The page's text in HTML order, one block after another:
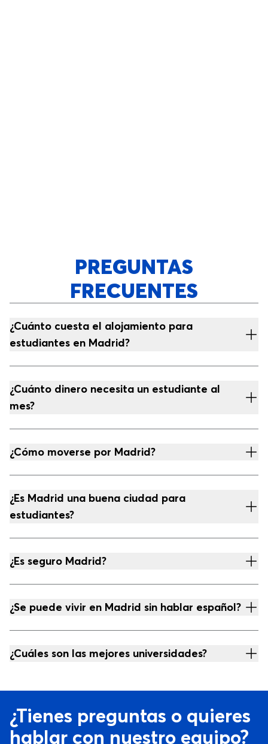
PREGUNTAS
FRECUENTES
¿Cuánto cuesta el alojamiento para
estudiantes en Madrid?
¿Cuánto dinero necesita un estudiante al
mes?
¿Cómo moverse por Madrid?
¿Es Madrid una buena ciudad para
estudiantes?
¿Es seguro Madrid?
¿Se puede vivir en Madrid sin hablar español?
¿Cuáles son las mejores universidades?
¿Tienes preguntas o quieres
hablar con nuestro equipo?